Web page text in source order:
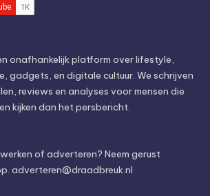
onafhankelijk platform over lifestyle,
gadgets, en digitale cultuur. We schrijven
reviews en analyses voor mensen die
kijken dan het persbericht.
of adverteren? Neem gerust
adverteren@draadbreuk.nl